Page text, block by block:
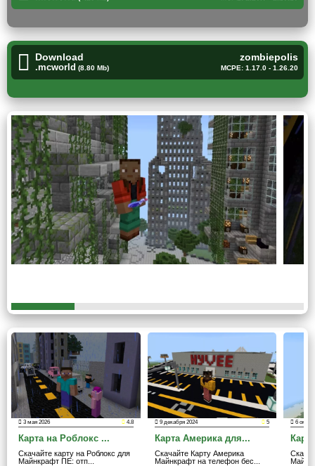
массу вариативности.
Разрушенный город
Для любителей зомби-апокалипсиса в Minecraft PE есть
одна очень занимательная карта, где герой оказывается
в самом центре огромного мегаполиса.
По задумке автора, в городе случился зомби-
апокалипсис. И в связи с тем, что местность
заброшенная, крафтеры могут добыть ресурсы в
домах и построить свою собственную базу.
улицам бродят мертвецы, которые готовы в любой
момент напасть на Стива.
Зомбиполис
Зомбиполис — это карта огромного заброшенного
города в Майнкрафт ПЕ. Где крафтеры окажутся в
оставленном мегаполисе с разрушенными
зданиями и пустыми дорогами.
Download
.mcworld (8.80 Mb)
zombiepolis
MCPE: 1.17.0 - 1.26.20
3 мая 2026 4.8
Карта на Роблокс ...
Скачайте карту на Роблокс для
Майнкрафт ПЕ: отп...
9 декабря 2024 5
Карта Америка для...
Скачайте Карту Америка
Майнкрафт на телефон бес...
6